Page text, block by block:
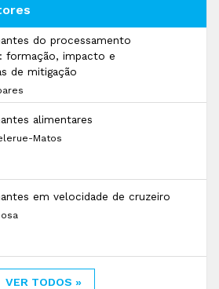
do processamento
formação, impacto e
de mitigação
alimentares
Matos
em velocidade de cruzeiro
VER TODOS »